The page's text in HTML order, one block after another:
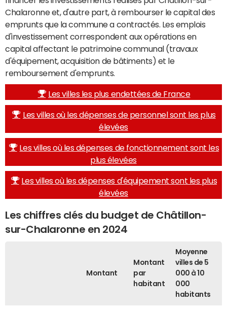
Chalaronne et, d'autre part, à rembourser le capital des
emprunts que la commune a contractés. Les emplois
d'investissement correspondent aux opérations en
capital affectant le patrimoine communal (travaux
d'équipement, acquisition de bâtiments) et le
remboursement d'emprunts.
Les villes les plus endettées de France
Les villes où les dépenses de personnel sont les plus
élevées
Les villes où les dépenses de fonctionnement sont les
plus élevées
Les villes où les dépenses d'équipement sont les plus
élevées
Les chiffres clés du budget de Châtillon-
sur-Chalaronne en 2024
Montant
Montant
par
habitant
Moyenne
villes de 5
000 à 10
000
habitants